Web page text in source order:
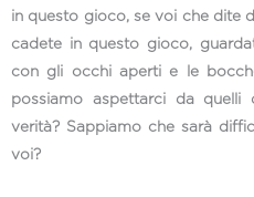
in questo gioco, se voi che dite
cadete in questo gioco,
con gli occhi aperti e le
possiamo aspettarci da
verità? Sappiamo che sarà
voi?